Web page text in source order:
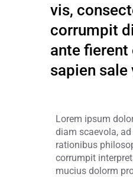
vis,
corrumpit
ante fierent
sapien sale
Lorem ipsum
diam scaevola,
rationibus
corrumpit
mucius dolorm